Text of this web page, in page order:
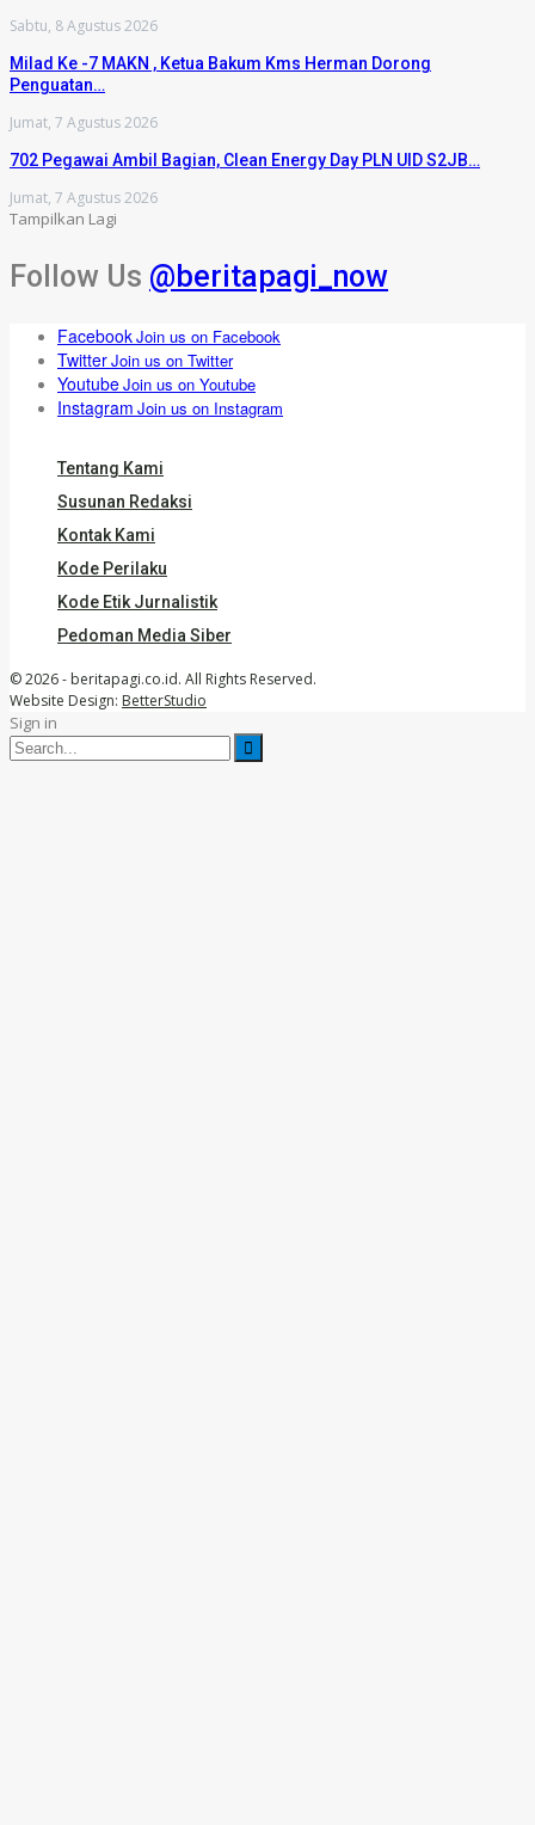
Sabtu, 8 Agustus 2026
Milad Ke -7 MAKN , Ketua Bakum Kms Herman Dorong
Penguatan…
Jumat, 7 Agustus 2026
702 Pegawai Ambil Bagian, Clean Energy Day PLN UID S2JB…
Jumat, 7 Agustus 2026
Tampilkan Lagi
Follow Us @beritapagi_now
FacebookJoin us on Facebook
TwitterJoin us on Twitter
YoutubeJoin us on Youtube
Instagram Join us on Instagram
Tentang Kami
Susunan Redaksi
Kontak Kami
Kode Perilaku
Kode Etik Jurnalistik
Pedoman Media Siber
© 2026 - beritapagi.co.id. All Rights Reserved.
Website Design: BetterStudio
Sign in